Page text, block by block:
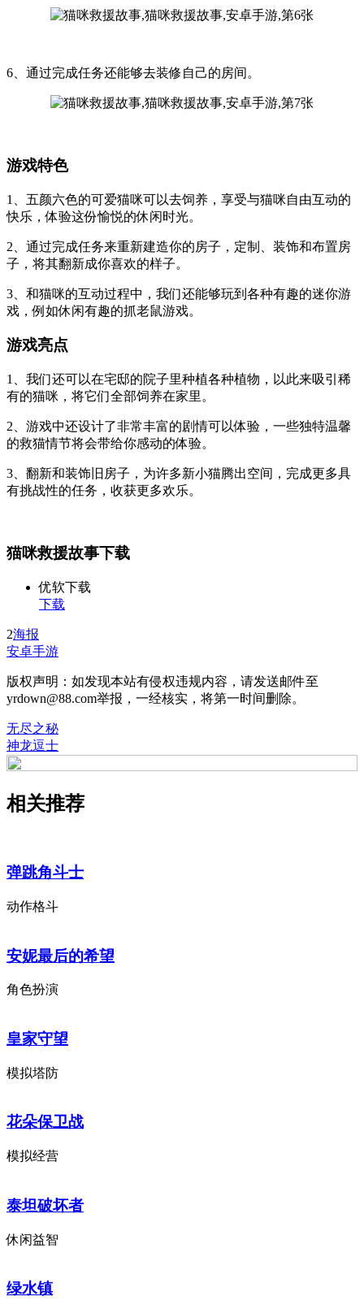
6、通过完成任务还能够去装修自己的房间。
游戏特色
1、五颜六色的可爱猫咪可以去饲养，享受与猫咪自由互动的
快乐，体验这份愉悦的休闲时光。
2、通过完成任务来重新建造你的房子，定制、装饰和布置房
子，将其翻新成你喜欢的样子。
3、和猫咪的互动过程中，我们还能够玩到各种有趣的迷你游
戏，例如休闲有趣的抓老鼠游戏。
游戏亮点
1、我们还可以在宅邸的院子里种植各种植物，以此来吸引稀
有的猫咪，将它们全部饲养在家里。
2、游戏中还设计了非常丰富的剧情可以体验，一些独特温馨
的救猫情节将会带给你感动的体验。
3、翻新和装饰旧房子，为许多新小猫腾出空间，完成更多具
有挑战性的任务，收获更多欢乐。
猫咪救援故事下载
优软下载
下载
2海报
安卓手游
版权声明：如发现本站有侵权违规内容，请发送邮件至
yrdown@88.com举报，一经核实，将第一时间删除。
无尽之秘
神龙逗士
相关推荐
弹跳角斗士
动作格斗
安妮最后的希望
角色扮演
皇家守望
模拟塔防
花朵保卫战
模拟经营
泰坦破坏者
休闲益智
绿水镇